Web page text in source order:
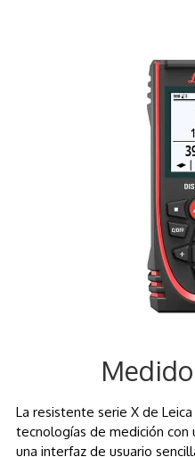
La resistente serie X de
tecnologías de medición con
una interfaz de usuario